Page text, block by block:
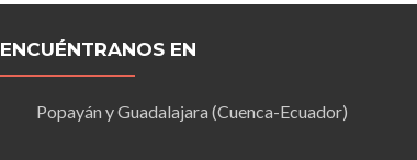
ENCUÉNTRANOS EN
Popayán y Guadalajara (Cuenca-Ecuador)